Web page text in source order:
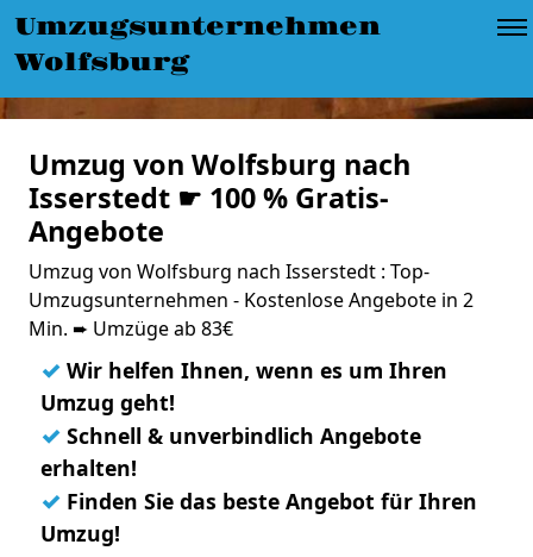
Umzugsunternehmen
Wolfsburg
Umzug von Wolfsburg nach
Isserstedt ☛ 100 % Gratis-
Angebote
Umzug von Wolfsburg nach Isserstedt : Top-
Umzugsunternehmen - Kostenlose Angebote in 2
Min. ➨ Umzüge ab 83€
✓ Wir helfen Ihnen, wenn es um Ihren
Umzug geht!
✓ Schnell & unverbindlich Angebote
erhalten!
✓ Finden Sie das beste Angebot für Ihren
Umzug!